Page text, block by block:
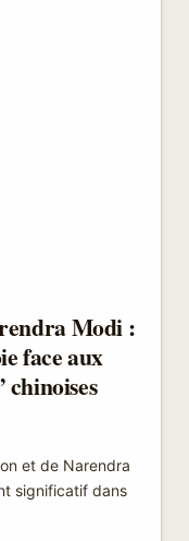
Modi :
face aux
chinoises
et de Narendra
significatif dans